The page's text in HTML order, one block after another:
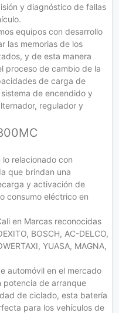
y diagnóstico de fallas
equipos con desarrollo
las memorias de los
y de esta manera
proceso de cambio de la
de carga de
de encendido y
regulador y
relacionado con
que brindan una
y activación de
consumo eléctrico en
en Marcas reconocidas
BOSCH, AC-DELCO,
YUASA, MAGNA,
automóvil en el mercado
potencia de arranque
de ciclado, esta batería
para los vehículos de